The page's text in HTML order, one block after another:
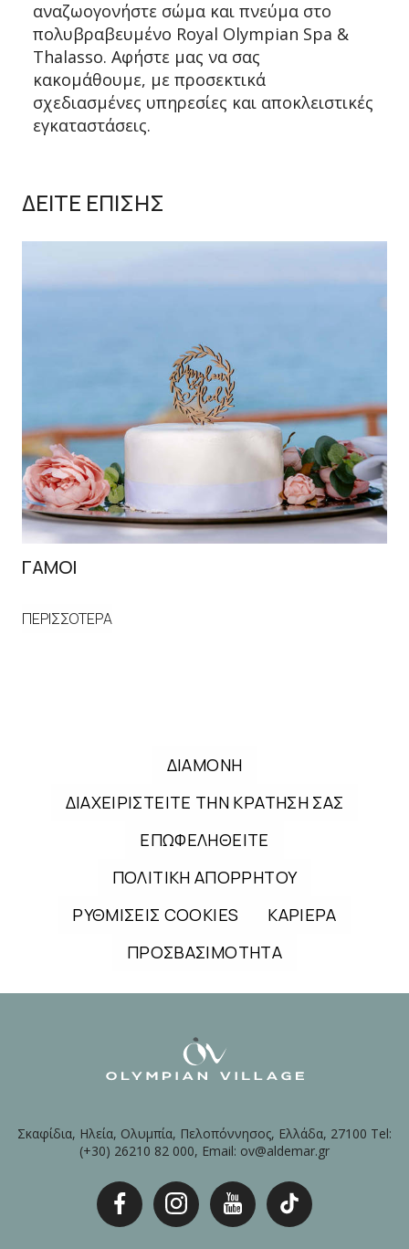
αναζωογονήστε σώμα και πνεύμα στο
πολυβραβευμένο Royal Olympian Spa &
Thalasso. Αφήστε μας να σας
κακομάθουμε, με προσεκτικά
σχεδιασμένες υπηρεσίες και αποκλειστικές
εγκαταστάσεις.
ΔΕΙΤΕ ΕΠΙΣΗΣ
ΓΑΜΟΙ
ΠΕΡΙΣΣΟΤΕΡΑ
ΔΙΑΜΟΝΗ
ΔΙΑΧΕΙΡΙΣΤΕΙΤΕ ΤΗΝ ΚΡΑΤΗΣΗ ΣΑΣ
ΕΠΩΦΕΛΗΘΕΙΤΕ
ΠΟΛΙΤΙΚΗ ΑΠΟΡΡΗΤΟΥ
ΡΥΘΜΙΣΕΙΣ COOKIES
ΚΑΡΙΕΡΑ
ΠΡΟΣΒΑΣΙΜΟΤΗΤΑ
Σκαφίδια, Ηλεία, Ολυμπία, Πελοπόννησος, Ελλάδα, 27100 Tel:
(+30) 26210 82 000, Email: ov@aldemar.gr